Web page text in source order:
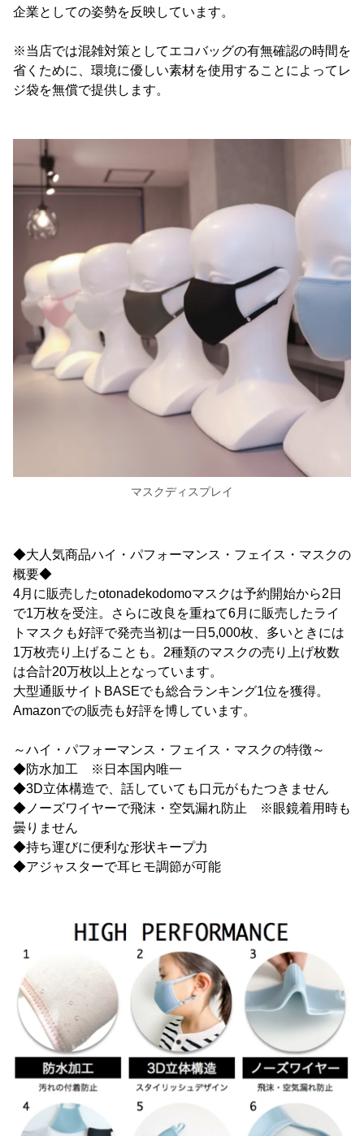
企業としての姿勢を反映しています。
※当店では混雑対策としてエコバッグの有無確認の時間を
省くために、環境に優しい素材を使用することによってレ
ジ袋を無償で提供します。
マスクディスプレイ
◆大人気商品ハイ・パフォーマンス・フェイス・マスクの
概要◆
4月に販売したotonadekodomoマスクは予約開始から2日
で1万枚を受注。さらに改良を重ねて6月に販売したライ
トマスクも好評で発売当初は一日5,000枚、多いときには
1万枚売り上げることも。2種類のマスクの売り上げ枚数
は合計20万枚以上となっています。
大型通販サイトBASEでも総合ランキング1位を獲得。
Amazonでの販売も好評を博しています。
～ハイ・パフォーマンス・フェイス・マスクの特徴～
◆防水加工 ※日本国内唯一
◆3D立体構造で、話していても口元がもたつきません
◆ノーズワイヤーで飛沫・空気漏れ防止 ※眼鏡着用時も
曇りません
◆持ち運びに便利な形状キープ力
◆アジャスターで耳ヒモ調節が可能